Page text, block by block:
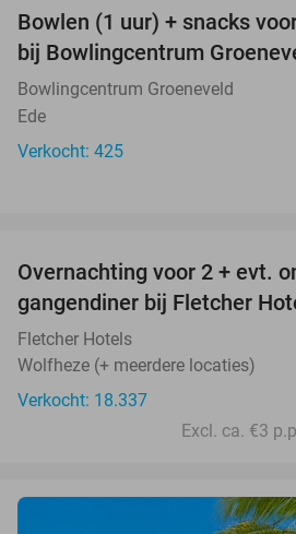
Bowlen (1 uur) + snacks
bij Bowlingcentrum
Bowlingcentrum Groeneveld
Ede
Verkocht: 425
Overnachting voor 2 + evt.
gangendiner bij Fletcher
Fletcher Hotels
Wolfheze (+ meerdere locaties)
Verkocht: 18.337
Excl. ca. €3